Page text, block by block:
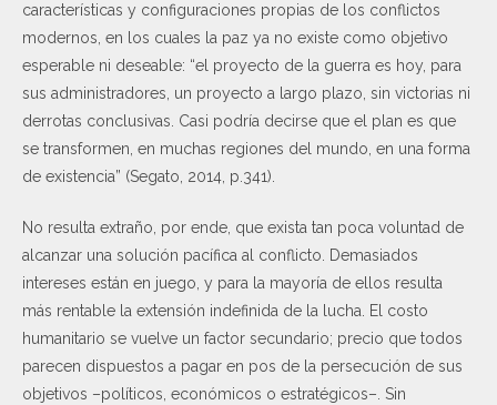
características y configuraciones propias de los conflictos
modernos, en los cuales la paz ya no existe como objetivo
esperable ni deseable: “el proyecto de la guerra es hoy, para
sus administradores, un proyecto a largo plazo, sin victorias ni
derrotas conclusivas. Casi podría decirse que el plan es que
se transformen, en muchas regiones del mundo, en una forma
de existencia” (Segato, 2014, p.341).
No resulta extraño, por ende, que exista tan poca voluntad de
alcanzar una solución pacífica al conflicto. Demasiados
intereses están en juego, y para la mayoría de ellos resulta
más rentable la extensión indefinida de la lucha. El costo
humanitario se vuelve un factor secundario; precio que todos
parecen dispuestos a pagar en pos de la persecución de sus
objetivos –políticos, económicos o estratégicos–. Sin